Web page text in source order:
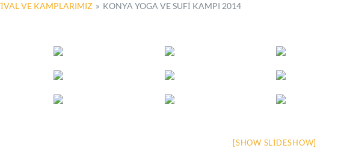
VE KAMPLARIMIZ » KONYA YOGA VE SUFI KAMPI 2014
[SHOW SLIDESHOW]